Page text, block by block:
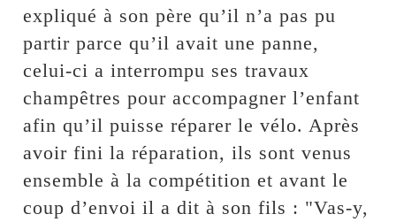
expliqué à son père qu’il n’a pas pu
partir parce qu’il avait une panne,
celui-ci a interrompu ses travaux
champêtres pour accompagner l’enfant
afin qu’il puisse réparer le vélo. Après
avoir fini la réparation, ils sont venus
ensemble à la compétition et avant le
coup d’envoi il a dit à son fils : "Vas-y,